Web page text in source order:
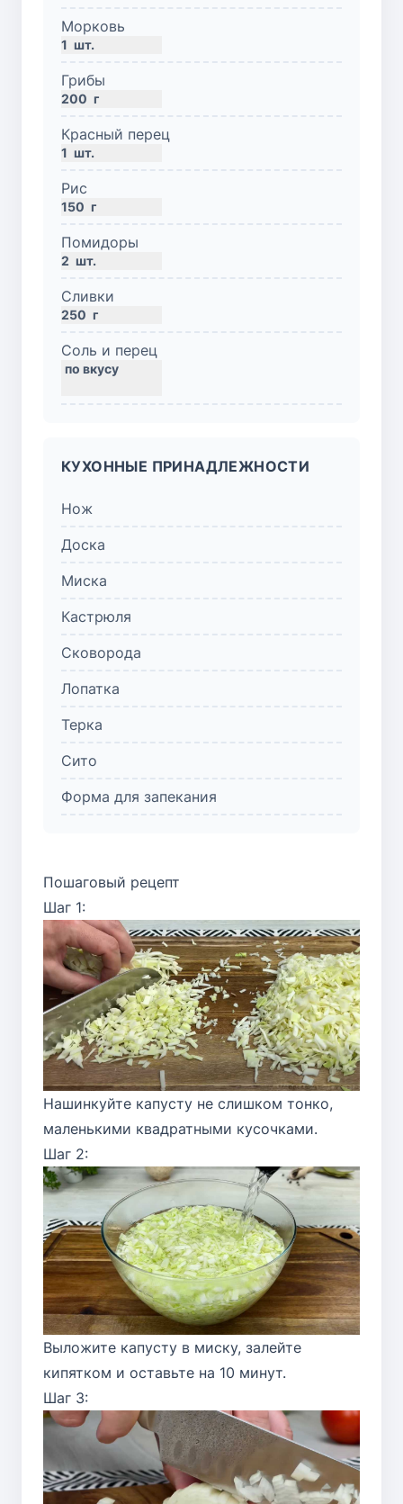
Морковь
1 шт.
Грибы
200 г
Красный перец
1 шт.
Рис
150 г
Помидоры
2 шт.
Сливки
250 г
Соль и перец
КУХОННЫЕ ПРИНАДЛЕЖНОСТИ
Нож
Доска
Миска
Кастрюля
Сковорода
Лопатка
Терка
Сито
Форма для запекания
Пошаговый рецепт
Шаг 1:
Нашинкуйте капусту не слишком тонко,
маленькими квадратными кусочками.
Шаг 2:
Выложите капусту в миску, залейте
кипятком и оставьте на 10 минут.
Шаг 3: